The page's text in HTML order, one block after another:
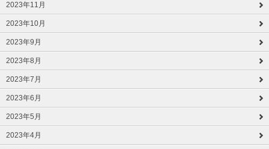
2023年11月
2023年10月
2023年9月
2023年8月
2023年7月
2023年6月
2023年5月
2023年4月